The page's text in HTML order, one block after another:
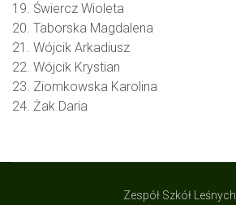
19. Świercz Wioleta
20. Taborska Magdalena
21. Wójcik Arkadiusz
22. Wójcik Krystian
23. Ziomkowska Karolina
24. Żak Daria
Zespół Szkół Leśnych,